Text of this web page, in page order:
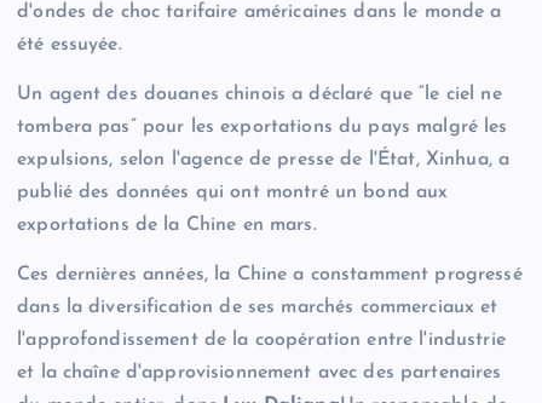
d'ondes de choc tarifaire américaines dans le monde a
été essuyée.
Un agent des douanes chinois a déclaré que “le ciel ne
tombera pas” pour les exportations du pays malgré les
expulsions, selon l'agence de presse de l'État, Xinhua, a
publié des données qui ont montré un bond aux
exportations de la Chine en mars.
Ces dernières années, la Chine a constamment progressé
dans la diversification de ses marchés commerciaux et
l'approfondissement de la coopération entre l'industrie
et la chaîne d'approvisionnement avec des partenaires